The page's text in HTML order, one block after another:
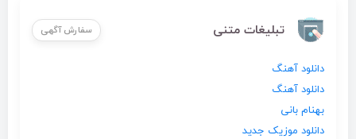
تبلیغات متنی سفارش آگهی
دانلود آهنگ
دانلود آهنگ
بهنام بانی
دانلود موزیک جدید